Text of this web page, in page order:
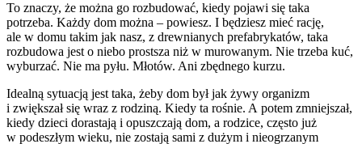
To znaczy, że można go rozbudować, kiedy pojawi się taka
potrzeba. Każdy dom można – powiesz. I będziesz mieć rację,
ale w domu takim jak nasz, z drewnianych prefabrykatów, taka
rozbudowa jest o niebo prostsza niż w murowanym. Nie trzeba kuć,
wyburzać. Nie ma pyłu. Młotów. Ani zbędnego kurzu.
Idealną sytuacją jest taka, żeby dom był jak żywy organizm
i zwiększał się wraz z rodziną. Kiedy ta rośnie. A potem zmniejszał,
kiedy dzieci dorastają i opuszczają dom, a rodzice, często już
w podeszłym wieku, nie zostają sami z dużym i nieogrzanym